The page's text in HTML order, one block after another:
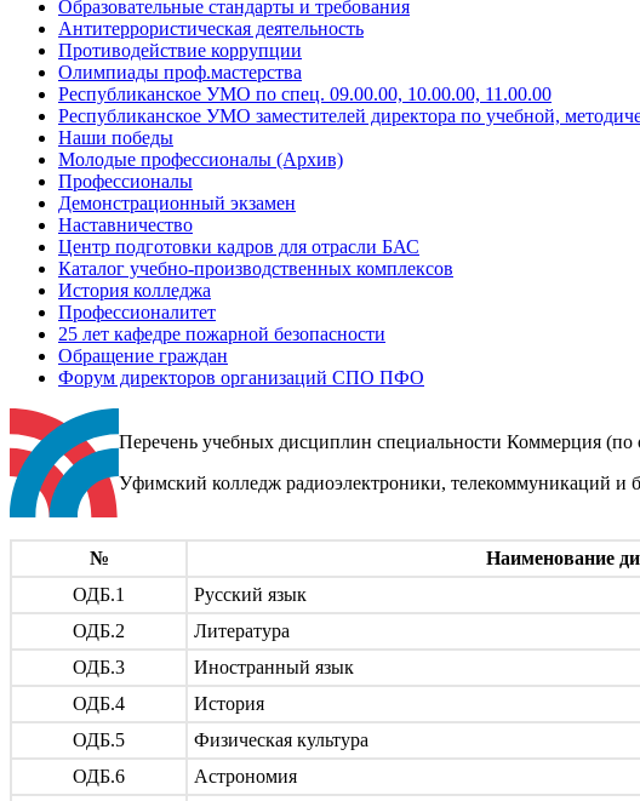
Образовательные стандарты и требования
Антитеррористическая деятельность
Противодействие коррупции
Олимпиады проф.мастерства
Республиканское УМО по спец. 09.00.00, 10.00.00, 11.00.00
Республиканское УМО заместителей директора по учебной,
Наши победы
Молодые профессионалы (Архив)
Профессионалы
Демонстрационный экзамен
Наставничество
Центр подготовки кадров для отрасли БАС
Каталог учебно-производственных комплексов
История колледжа
Профессионалитет
25 лет кафедре пожарной безопасности
Обращение граждан
Форум директоров организаций СПО ПФО
Перечень учебных дисциплин специальности Коммерция (по
Уфимский колледж радиоэлектроники, телекоммуникаций и
№ Наименование
ОДБ.1
Русский язык
ОДБ.2 Литература
ОДБ.3 Иностранный язык
ОДБ.4 История
ОДБ.5 Физическая культура
ОДБ.6 Астрономия